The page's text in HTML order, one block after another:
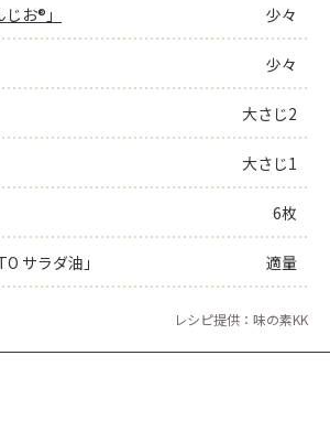
お®」 少々
少々
大さじ2
大さじ1
6枚
サラダ油」 適量
レシピ提供：味の素KK